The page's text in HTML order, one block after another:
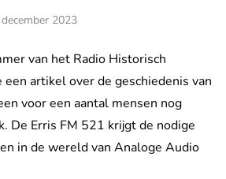
2023
van het Radio Historisch
artikel over de geschiedenis van
voor een aantal mensen nog
De Erris FM 521 krijgt de nodige
in de wereld van Analoge Audio